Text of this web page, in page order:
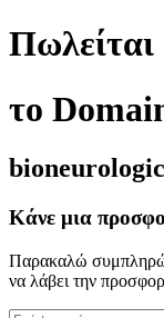
Πωλείται
το
Κάνε μια
Παρακαλώ
να λάβει την